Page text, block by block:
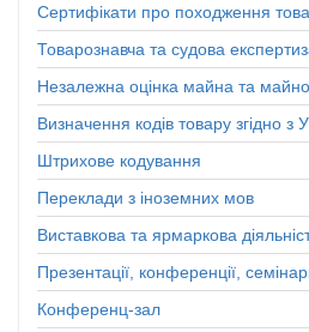
Сертифікати про походження
Товарознавча та судова
Незалежна оцінка майна та
Визначення кодів товару згідно
Штрихове кодування
Переклади з іноземних мов
Виставкова та ярмаркова
Презентації, конференції,
Конференц-зал